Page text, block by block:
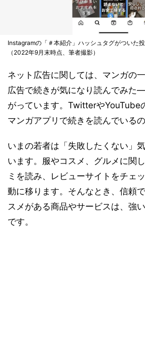
Instagramの「＃本紹介」ハッシュタグがついた
（2022年9月末時点、筆者撮影）
ネット広告に関しては、マンガの
広告で続きが気になり読んでみ
がっています。TwitterやYouTube
マンガアプリで続きを読んでいるの
いまの若者は「失敗したくない」
います。服やコスメ、グルメに関
ミを読み、レビューサイトをチェ
動に移ります。そんなとき、信頼
スメがある商品やサービスは、強
です。